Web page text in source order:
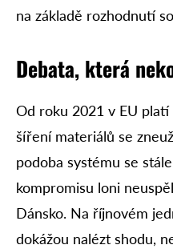
na základě rozhodnutí
Debata, která
Od roku 2021 v EU
šíření materiálů se
podoba systému se
kompromisu loni
Dánsko. Na říjnovém
dokážou nalézt shodu,